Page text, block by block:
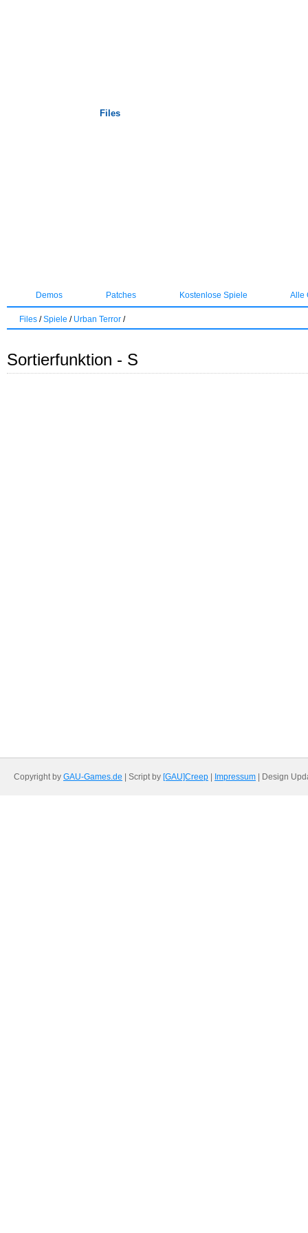
Files
Demos Patches Kostenlose Spiele Alle
Files /Spiele / Urban Terror /
Sortierfunktion - S
Copyright by GAU-Games.de | Script by [GAU]Creep Impressum | Design